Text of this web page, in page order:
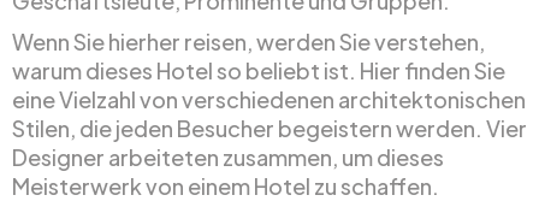
Wenn Sie hierher reisen, werden Sie verstehen,
warum dieses Hotel so beliebt ist. Hier finden Sie
eine Vielzahl von verschiedenen architektonischen
Stilen, die jeden Besucher begeistern werden. Vier
Designer arbeiteten zusammen, um dieses
Meisterwerk von einem Hotel zu schaffen.